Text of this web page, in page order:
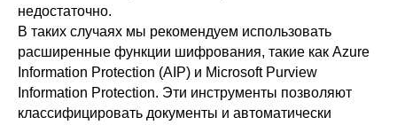
недостаточно.
В таких случаях мы рекомендуем использовать
расширенные функции шифрования, такие как Azure
Information Protection (AIP) и Microsoft Purview
Information Protection. Эти инструменты позволяют
классифицировать документы и автоматически